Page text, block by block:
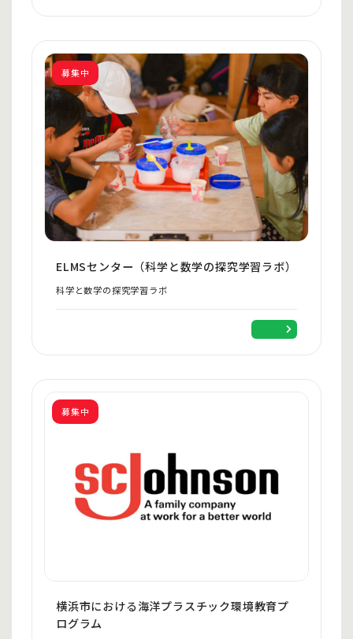
募集中
ELMSセンター（科学と数学の探究学習ラボ）
科学と数学の探究学習ラボ
募集中
横浜市における海洋プラスチック環境教育プ
ログラム